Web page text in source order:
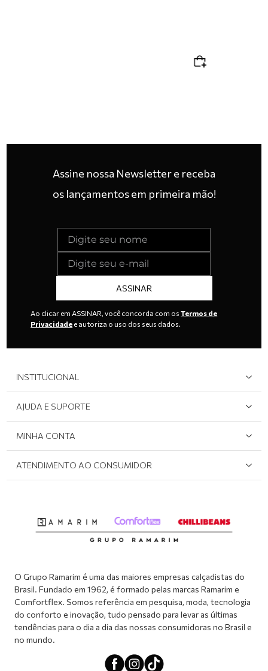
Assine nossa Newsletter e receba
os lançamentos em primeira mão!
ASSINAR
Ao clicar em ASSINAR, você concorda com osTermos de
Privacidade e autoriza o uso dos seus dados.
INSTITUCIONAL
Área do Lojista
AJUDA E SUPORTE
Políticas de Privacidade
MINHA CONTA
Meus pedidos
ATENDIMENTO AO CONSUMIDOR
Atendimento via WhatsApp: (51) 2160-0740
O Grupo Ramarim é uma das maiores empresas calçadistas do
Brasil. Fundado em 1962, é formado pelas marcas Ramarim e
Comfortflex. Somos referência em pesquisa, moda, tecnologia
do conforto e inovação, tudo pensado para levar as últimas
tendências para o dia a dia das nossas consumidoras no Brasil e
no mundo.